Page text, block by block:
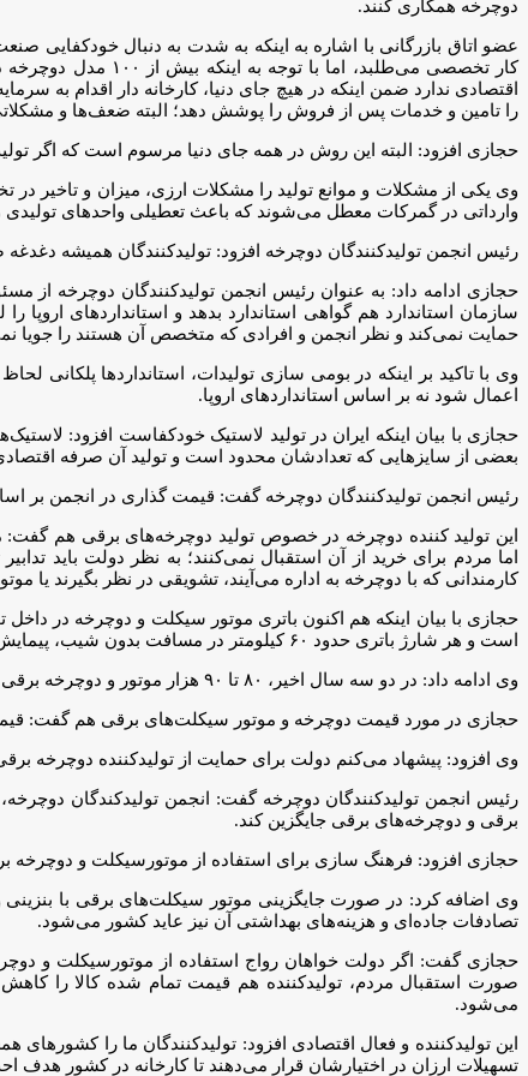
دوچرخه همکاری کنند.
عضو اتاق بازرگانی با اشاره به اینکه به شدت به دنبال
اقتصادی ندارد ضمن اینکه در هیچ جای دنیا، کارخانه دار اقدام به
را تامین و خدمات پس از فروش را پوشش دهد؛ البته ضعف‌ها و
حجازی افزود: البته این روش در همه جای دنیا مرسوم است که اگر
وارداتی در گمرکات معطل می‌شوند که باعث تعطیلی واحد‌های
رئیس انجمن تولیدکنندگان دوچرخه افزود: تولیدکنندگان همیشه
حجازی ادامه داد: به عنوان رئیس انجمن تولیدکنندگان دوچرخه از
سازمان استاندارد هم گواهی استاندارد بدهد و استاندارد‌های اروپا
حمایت نمی‌کند و نظر انجمن و افرادی که متخصص آن هستند را جویا
وی با تاکید بر اینکه در بومی سازی تولیدات، استاندارد‌ها پلکانی
اعمال شود نه بر اساس استاندارد‌های اروپا.
حجازی با بیان اینکه ایران در تولید لاستیک خودکفاست افزود:
بعضی از سایز‌هایی که تعدادشان محدود است و تولید آن صرفه
رئیس انجمن تولیدکنندگان دوچرخه گفت: قیمت گذاری در انجمن بر اساس قیمت تمام شده و
این تولید کننده دوچرخه در خصوص تولید دوچرخه‌های برقی هم گفت:
اما مردم برای خرید از آن استقبال نمی‌کنند؛ به نظر دولت باید
کارمندانی که با دوچرخه به اداره می‌آیند، تشویقی در نظر بگیرند یا
است و هر شارژ باتری حدود ۶۰ کیلومتر در مسافت بدون شیب، پیمایش دارد.
وی ادامه داد: در دو سه سال اخیر، ۸۰ تا ۹۰ هزار موتور و دوچرخه برقی وارد کشور شده که از خرید آن استقبال نشده و هم اکنون به خاطر انبار شدن، باطری‌های آن خراب شده است.
حجازی در مورد قیمت دوچرخه و موتور سیکلت‌های برقی هم گفت: قیمت دوچرخه از ۲۰ تا ۶۰ میلیون تومان و موتور سیکلت هم از ۶۰ میلیون
وی افزود: پیشهاد می‌کنم دولت برای حمایت از تولیدکننده دوچرخه برقی،
برقی و دوچرخه‌های برقی جایگزین کند.
حجازی افزود: فرهنگ سازی برای استفاده از موتورسیکلت و دوچرخه
وی اضافه کرد: در صورت جایگزینی موتور سیکلت‌های برقی با
تصادفات جاده‌ای و هزینه‌های بهداشتی آن نیز عاید کشور می‌شود.
حجازی گفت: اگر دولت خواهان رواج استفاده از موتورسیکلت و
صورت استقبال مردم، تولیدکننده هم قیمت تمام شده کالا را
می‌شود.
این تولیدکننده و فعال اقتصادی افزود: تولیدکنندگان ما را کشور‌های
تسهیلات ارزان در اختیارشان قرار می‌دهند تا کارخانه در کشور